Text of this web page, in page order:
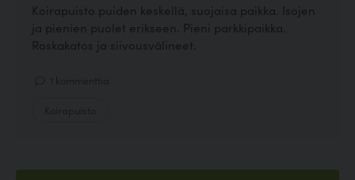
Koirapuisto puiden keskellä, suojaisa paikka. Isojen
ja pienien puolet erikseen. Pieni parkkipaikka.
Roskakatos ja siivousvälineet.